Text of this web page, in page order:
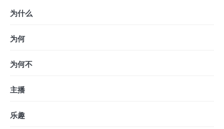
为什么
为何
为何不
主播
乐趣